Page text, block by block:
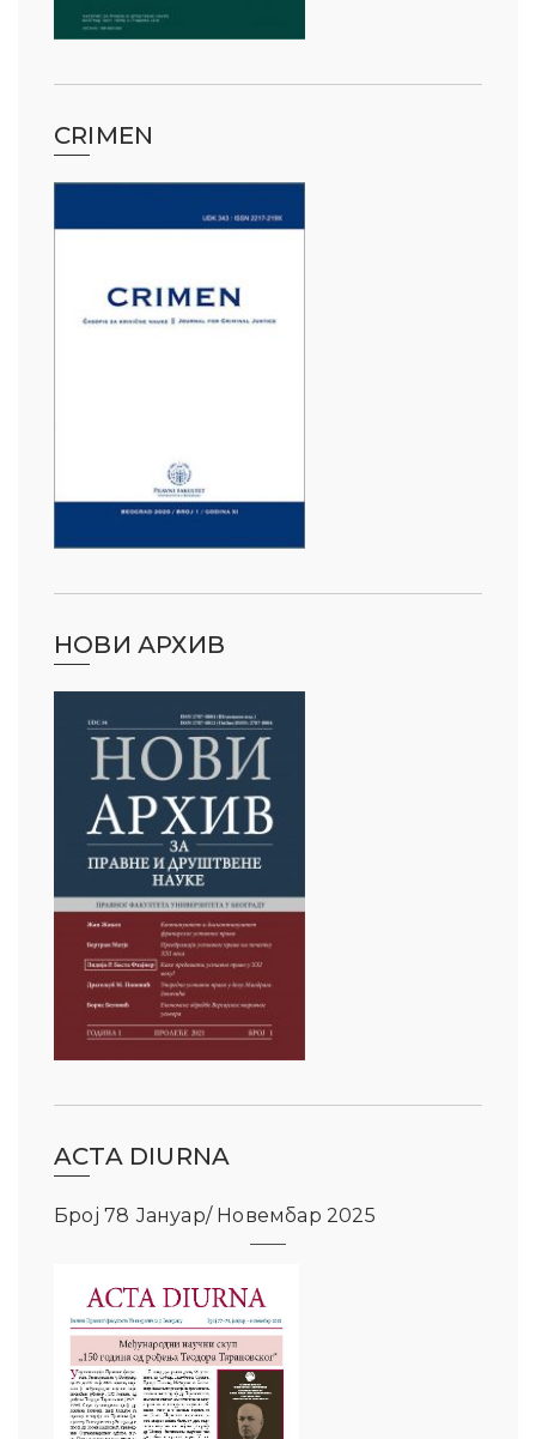
CRIMEN
НОВИ АРХИВ
ACTA DIURNA
Број 78 Јануар/ Новембар 2025